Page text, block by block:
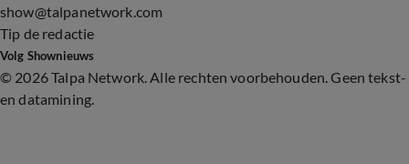
show@talpanetwork.com
Tip de redactie
Volg Shownieuws
© 2026 Talpa Network. Alle rechten voorbehouden. Geen tekst-
en datamining.